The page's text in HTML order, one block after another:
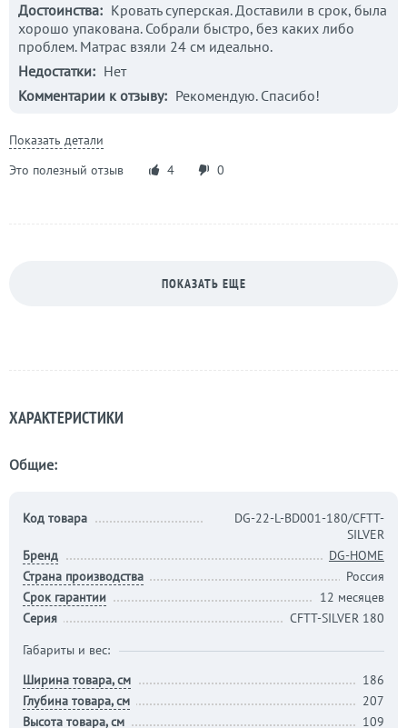
ХАРАКТЕРИСТИКИ
Общие:
Код товара
DG-22-L-BD001-180/CFTT-
SILVER
Бренд
DG-HOME
Страна производства
Россия
Срок гарантии
12 месяцев
Серия
CFTT-SILVER 180
Габариты и вес:
Ширина товара, см
186
Глубина товара, см
207
Высота товара, см
109
Достоинства: Кровать суперская. Доставили в срок, была
хорошо упакована. Собрали быстро, без каких либо
проблем. Матрас взяли 24 см идеально.
Недостатки: Нет
Комментарии к отзыву: Рекомендую. Спасибо!
Показать детали
Это полезный отзыв
4 0
ПОКАЗАТЬ ЕЩЕ